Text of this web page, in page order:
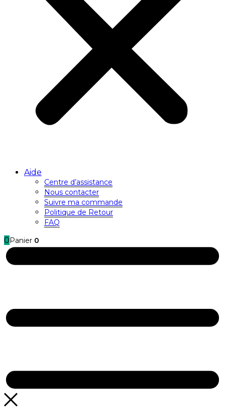
Aide
Centre d’assistance
Nous contacter
Suivre ma commande
Politique de Retour
FAQ
0 Panier 0